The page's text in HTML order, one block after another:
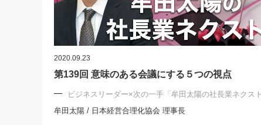
2020.09.23
第139回 意味のある会議にする５つの視点
ビジネスリーダー×次の一手「牟田太陽の社長業ネクスト
牟田太陽 / 日本経営合理化協会 理事長